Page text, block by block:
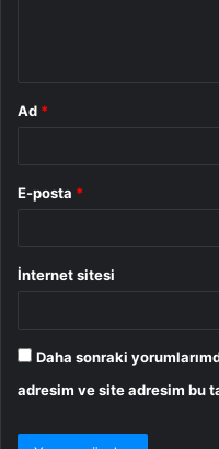
Ad *
E-posta *
İnternet sitesi
Daha sonraki
adresim ve site adresim bu